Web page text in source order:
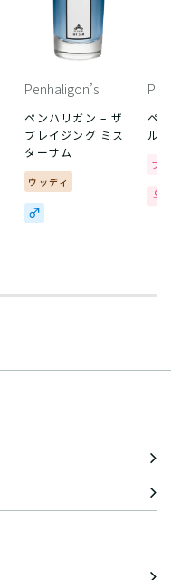
Penhaligon’s
ペンハリガン – ザ
ブレイジング ミス
ターサム
ウッディ
ペ
ル
フ